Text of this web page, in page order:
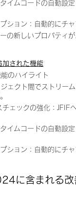
イムコードの自動設
ション：自動的にチ
の新しいプロパティ
された機能
のハイライト
ェクト間でストリー
チェックの強化：
イムコードの自動設
ション：自動的にチ
に含まれる改